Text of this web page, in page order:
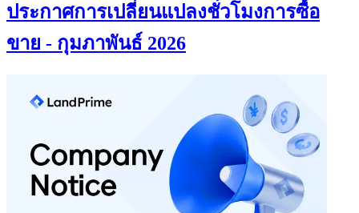
ประกาศการเปลี่ยนแปลงชั่วโมงการซื้อ
ขาย - กุมภาพันธ์ 2026